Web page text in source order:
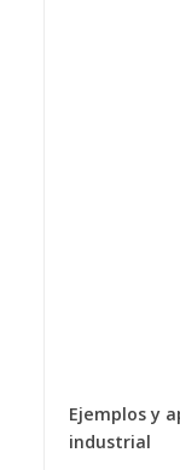
Ejemplos y
industrial